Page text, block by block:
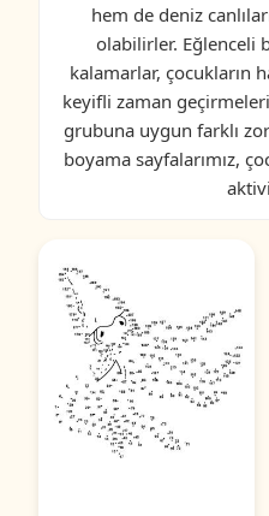
hem de deniz
olabilirler. Eğlenceli
kalamarlar, çocukların
keyifli zaman
grubuna uygun farklı
boyama sayfalarımız,